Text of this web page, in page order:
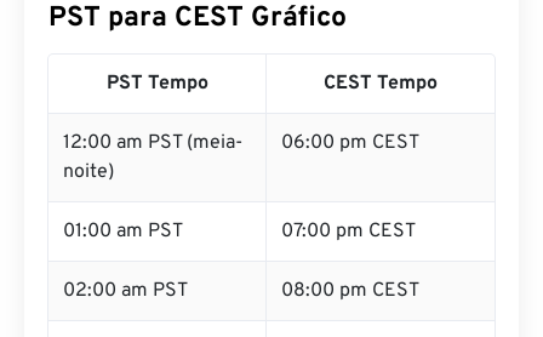
PST para CEST Gráfico
PST Tempo CEST Tempo
12:00 am PST (meia-
noite)
06:00 pm CEST
01:00 am PST 07:00 pm CEST
02:00 am PST 08:00 pm CEST